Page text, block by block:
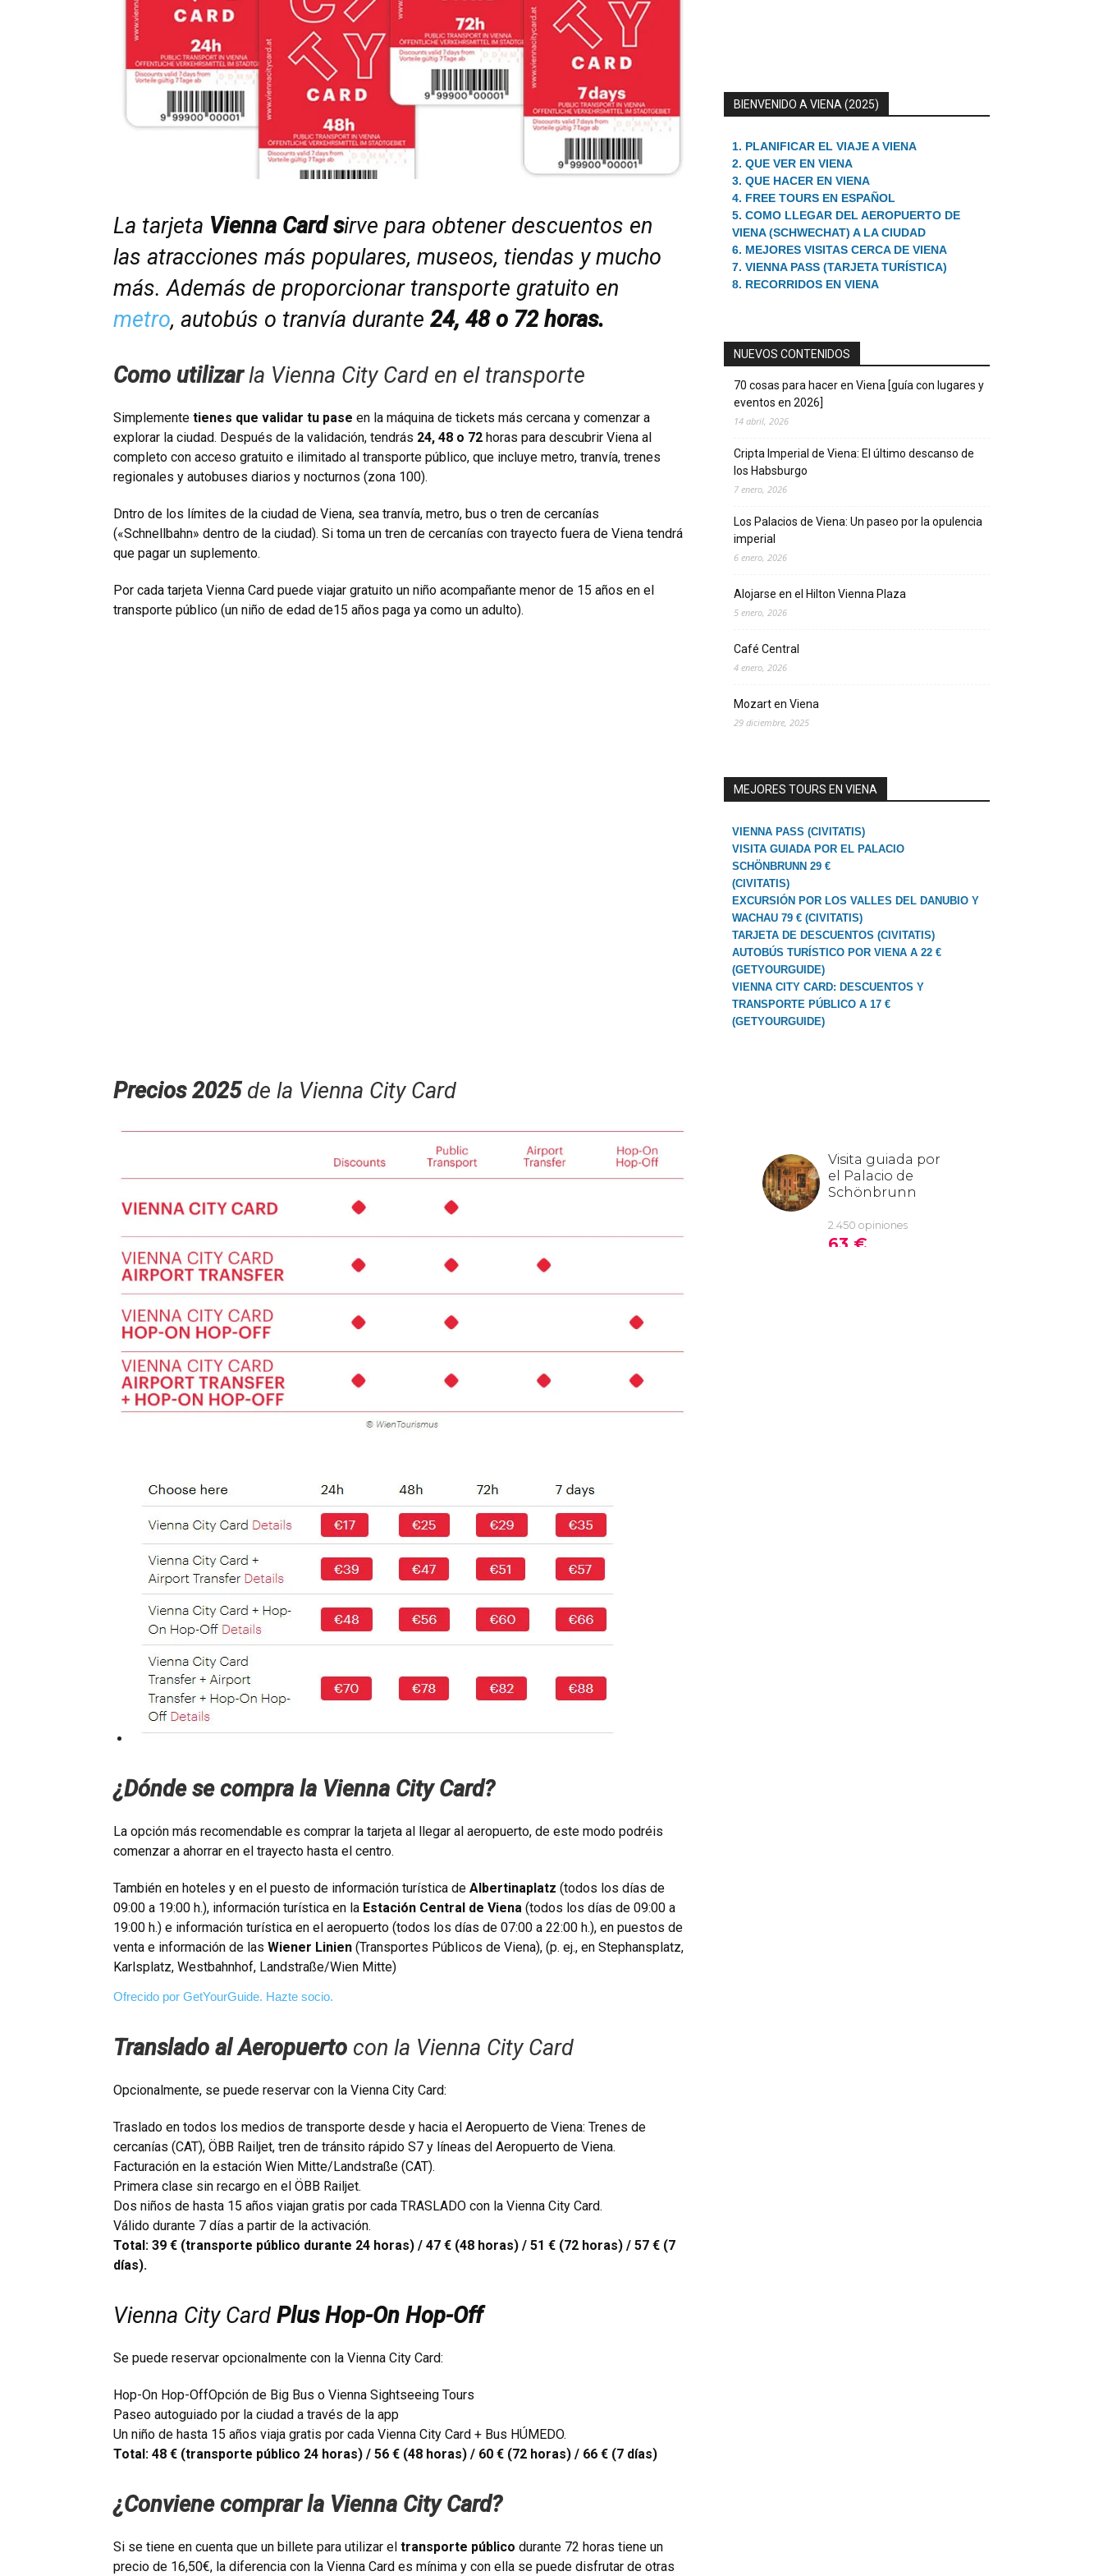
La tarjeta Vienna Card sirve para obtener descuentos en
las atracciones más populares, museos, tiendas y mucho
más. Además de proporcionar transporte gratuito en
metro, autobús o tranvía durante 24, 48 o 72 horas.
Como utilizarla Vienna City Card en el transporte
Simplemente tienes que validar tu pase en la máquina de tickets más cercana y comenzar a
explorar la ciudad. Después de la validación, tendrás 24, 48 o 72 horas para descubrir Viena al
completo con acceso gratuito e ilimitado al transporte público, que incluye metro, tranvía, trenes
regionales y autobuses diarios y nocturnos (zona 100).
Dntro de los límites de la ciudad de Viena, sea tranvía, metro, bus o tren de cercanías
(«Schnellbahn» dentro de la ciudad). Si toma un tren de cercanías con trayecto fuera de Viena tendrá
que pagar un suplemento.
Por cada tarjeta Vienna Card puede viajar gratuito un niño acompañante menor de 15 años en el
transporte público (un niño de edad de15 años paga ya como un adulto).
Precios 2025de la Vienna City Card
¿Dónde se compra la Vienna City Card?
La opción más recomendable es comprar la tarjeta al llegar al aeropuerto, de este modo podréis
comenzar a ahorrar en el trayecto hasta el centro.
También en hoteles y en el puesto de información turística de Albertinaplatz (todos los días de
09:00 a 19:00 h.), información turística en la Estación Central de Viena (todos los días de 09:00 a
19:00 h.) e información turística en el aeropuerto (todos los días de 07:00 a 22:00 h.), en puestos de
venta e información de las Wiener Linien (Transportes Públicos de Viena), (p. ej., en Stephansplatz,
Karlsplatz, Westbahnhof, Landstraße/Wien Mitte)
Ofrecido por GetYourGuide. Hazte socio.
Translado al Aeropuerto con la Vienna City Card
Opcionalmente, se puede reservar con la Vienna City Card:
Traslado en todos los medios de transporte desde y hacia el Aeropuerto de Viena: Trenes de
cercanías (CAT), ÖBB Railjet, tren de tránsito rápido S7 y líneas del Aeropuerto de Viena.
Facturación en la estación Wien Mitte/Landstraße (CAT).
Primera clase sin recargo en el ÖBB Railjet.
Dos niños de hasta 15 años viajan gratis por cada TRASLADO con la Vienna City Card.
Válido durante 7 días a partir de la activación.
Total: 39 € (transporte público durante 24 horas) / 47 € (48 horas) / 51 € (72 horas) / 57 € (7
días).
Vienna City Card Plus Hop-On Hop-Off
Se puede reservar opcionalmente con la Vienna City Card:
Hop-On Hop-OffOpción de Big Bus o Vienna Sightseeing Tours
Paseo autoguiado por la ciudad a través de la app
Un niño de hasta 15 años viaja gratis por cada Vienna City Card + Bus HÚMEDO.
Total: 48 € (transporte público 24 horas) / 56 € (48 horas) / 60 € (72 horas) / 66 € (7 días)
¿Conviene comprar la Vienna City Card?
Si se tiene en cuenta que un billete para utilizar el transporte público durante 72 horas tiene un
precio de 16,50€, la diferencia con la Vienna Card es mínima y con ella se puede disfrutar de otras
BIENVENIDO A VIENA (2025)
1. PLANIFICAR EL VIAJE A VIENA
2. QUE VER EN VIENA
3. QUE HACER EN VIENA
4. FREE TOURS EN ESPAÑOL
5. COMO LLEGAR DEL AEROPUERTO DE
VIENA (SCHWECHAT) A LA CIUDAD
6. MEJORES VISITAS CERCA DE VIENA
7. VIENNA PASS (TARJETA TURÍSTICA)
8. RECORRIDOS EN VIENA
NUEVOS CONTENIDOS
70 cosas para hacer en Viena [guía con lugares y
eventos en 2026]
14 abril, 2026
Cripta Imperial de Viena: El último descanso de
los Habsburgo
7 enero, 2026
Los Palacios de Viena: Un paseo por la opulencia
imperial
6 enero, 2026
Alojarse en el Hilton Vienna Plaza
5 enero, 2026
Café Central
4 enero, 2026
Mozart en Viena
29 diciembre, 2025
MEJORES TOURS EN VIENA
VIENNA PASS (CIVITATIS)
VISITA GUIADA POR EL PALACIO
SCHÖNBRUNN 29 €
(CIVITATIS)
EXCURSIÓN POR LOS VALLES DEL DANUBIO Y
WACHAU 79 € (CIVITATIS)
TARJETA DE DESCUENTOS (CIVITATIS)
AUTOBÚS TURÍSTICO POR VIENA A 22 €
(GETYOURGUIDE)
VIENNA CITY CARD: DESCUENTOS Y
TRANSPORTE PÚBLICO A 17 €
(GETYOURGUIDE)